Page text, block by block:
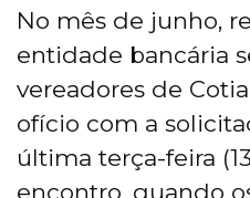
No mês de junho,
entidade bancária
vereadores de
ofício com a
última terça-feira
encontro, quando